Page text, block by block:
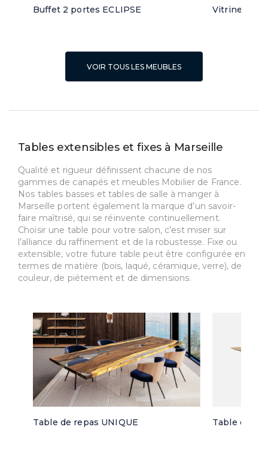
Buffet 2 portes ECLIPSE Vitrine 3
VOIR TOUS LES MEUBLES
Tables extensibles et fixes à Marseille
Qualité et rigueur définissent chacune de nos
gammes de canapés et meubles Mobilier de France.
Nos tables basses et tables de salle à manger à
Marseille portent également la marque d’un savoir-
faire maîtrisé, qui se réinvente continuellement.
Choisir une table pour votre salon, c’est miser sur
l’alliance du raffinement et de la robustesse. Fixe ou
extensible, votre future table peut être configurée en
termes de matière (bois, laqué, céramique, verre), de
couleur, de piétement et de dimensions.
Table de repas UNIQUE Table de